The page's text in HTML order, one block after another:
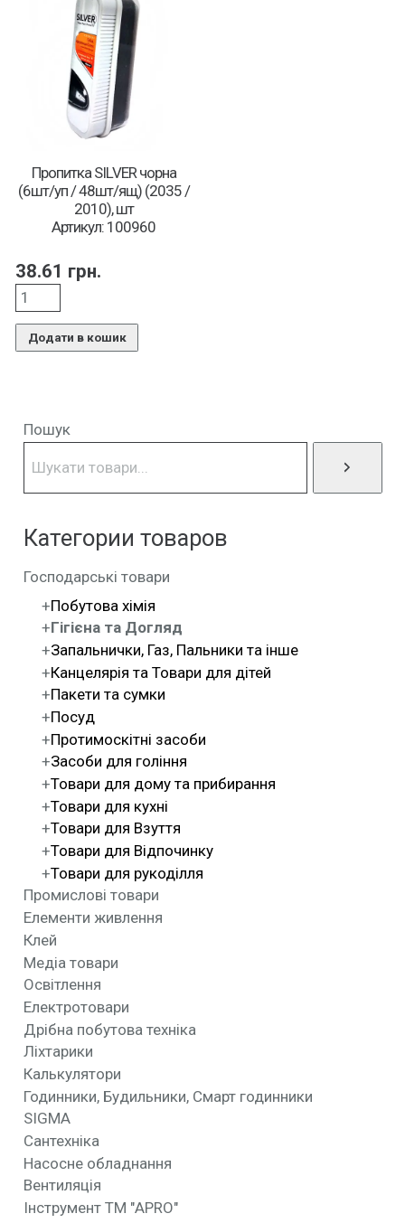
Пропитка SILVER чорна
(6шт/уп / 48шт/ящ) (2035 /
2010), шт
Артикул: 100960
38.61 грн.
Додати в кошик
Пошук
Категории товаров
Господарські товари
Побутова хімія
Гігієна та Догляд
Запальнички, Газ, Пальники та інше
Канцелярія та Товари для дітей
Пакети та сумки
Посуд
Протимоскітні засоби
Засоби для гоління
Товари для дому та прибирання
Товари для кухні
Товари для Взуття
Товари для Відпочинку
Товари для рукоділля
Промислові товари
Елементи живлення
Клей
Медіа товари
Освітлення
Електротовари
Дрібна побутова техніка
Ліхтарики
Калькулятори
Годинники, Будильники, Смарт годинники
SIGMA
Сантехніка
Насосне обладнання
Вентиляція
Інструмент ТМ "APRO"